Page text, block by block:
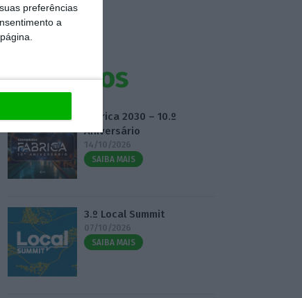
preferências
a
Eventos
Fábrica 2030 – 10.º
Aniversário
14/10/2026
SAIBA MAIS
3.º Local Summit
07/10/2026
SAIBA MAIS